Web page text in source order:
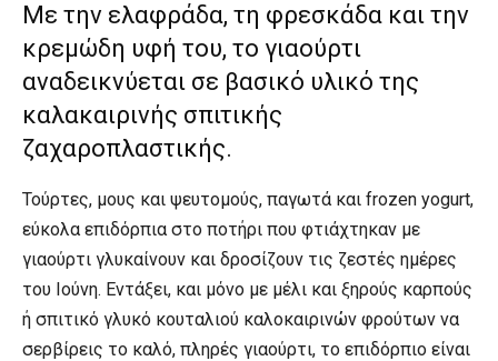
Με την ελαφράδα, τη φρεσκάδα και την
κρεμώδη υφή του, το γιαούρτι
αναδεικνύεται σε βασικό υλικό της
καλακαιρινής σπιτικής
ζαχαροπλαστικής.
Τούρτες, μους και ψευτομούς, παγωτά και frozen yogurt,
εύκολα επιδόρπια στο ποτήρι που φτιάχτηκαν με
γιαούρτι γλυκαίνουν και δροσίζουν τις ζεστές ημέρες
του Ιούνη. Εντάξει, και μόνο με μέλι και ξηρούς καρπούς
ή σπιτικό γλυκό κουταλιού καλοκαιρινών φρούτων να
σερβίρεις το καλό, πληρές γιαούρτι, το επιδόρπιο είναι